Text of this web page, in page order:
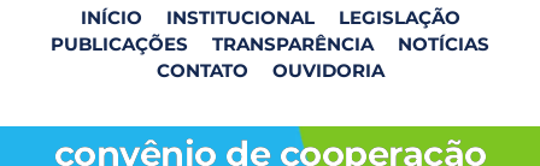
INÍCIO INSTITUCIONAL
LEGISLAÇÃO
PUBLICAÇÕES
TRANSPARÊNCIA
NOTÍCIAS
CONTATO
OUVIDORIA
ARIS-ZM e CIRSU
convênio de cooperação